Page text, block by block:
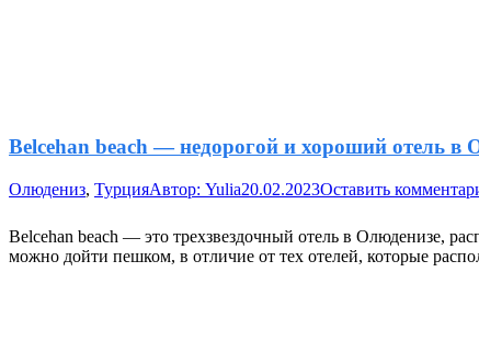
Belcehan beach — недорогой и хороший отель в
Олюдениз, ТурцияАвтор: Yulia20.02.2023Оставить
Belcehan beach — это трехзвездочный отель в Олюденизе,
можно дойти пешком, в отличие от тех отелей, которые